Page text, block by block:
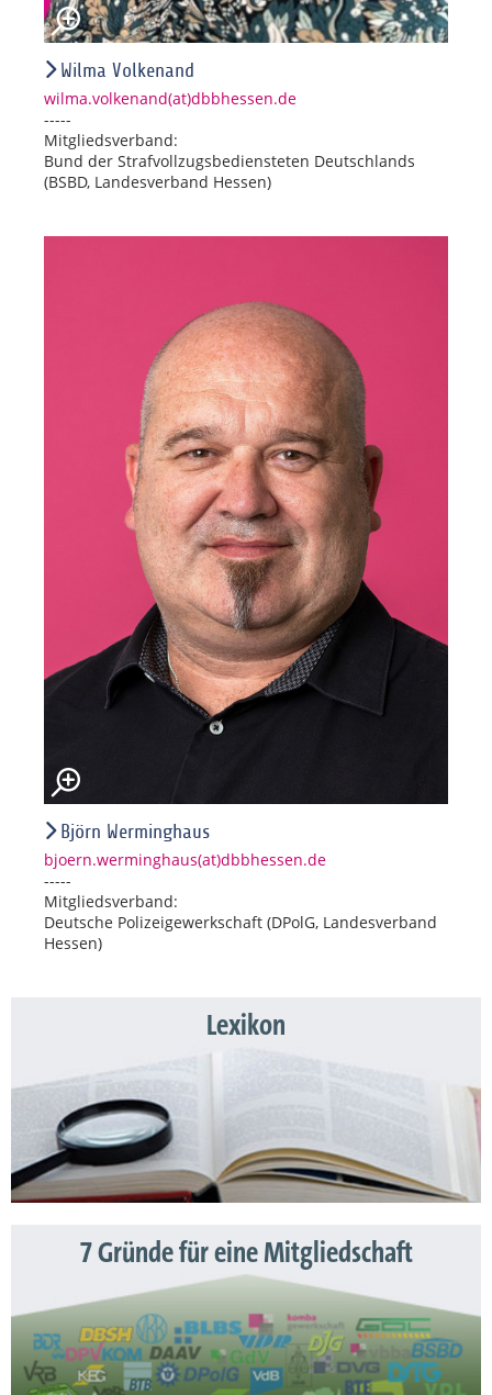
Wilma Volkenand
wilma.volkenand(at)dbbhessen.de
-----
Mitgliedsverband:
Bund der Strafvollzugsbediensteten Deutschlands
(BSBD, Landesverband Hessen)
Björn Werminghaus
bjoern.werminghaus(at)dbbhessen.de
-----
Mitgliedsverband:
Deutsche Polizeigewerkschaft (DPolG, Landesverband
Hessen)
Lexikon
7 Gründe für eine Mitgliedschaft